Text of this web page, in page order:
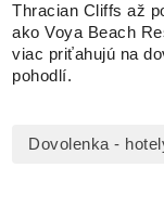
Thracian Cliffs až
ako Voya Beach
viac priťahujú na
pohodlí.
Dovolenka -